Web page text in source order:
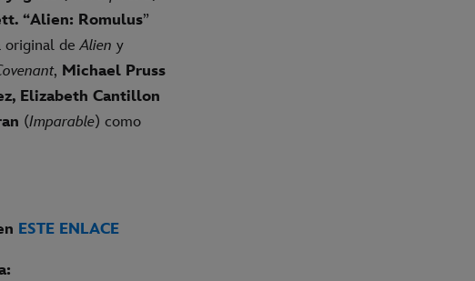
“Alien: Romulus”
original deAlien y
, Michael Pruss
Elizabeth Cantillon
(Imparable) como
ESTE ENLACE